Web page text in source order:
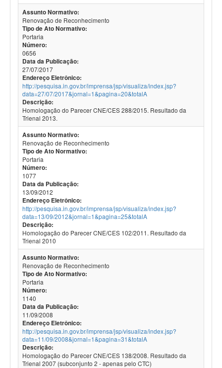
Assunto Normativo:
Renovação de Reconhecimento
Tipo de Ato Normativo:
Portaria
Número:
0656
Data da Publicação:
27/07/2017
Endereço Eletrônico:
http://pesquisa.in.gov.br/imprensa/jsp/visualiza/index.jsp?
data=27/07/2017&jornal=1&pagina=20&totalA
Descrição:
Homologação do Parecer CNE/CES 288/2015. Resultado da
Trienal 2013.
Assunto Normativo:
Renovação de Reconhecimento
Tipo de Ato Normativo:
Portaria
Número:
1077
Data da Publicação:
13/09/2012
Endereço Eletrônico:
http://pesquisa.in.gov.br/imprensa/jsp/visualiza/index.jsp?
data=13/09/2012&jornal=1&pagina=25&totalA
Descrição:
Homologação do Parecer CNE/CES 102/2011. Resultado da
Trienal 2010
Assunto Normativo:
Renovação de Reconhecimento
Tipo de Ato Normativo:
Portaria
Número:
1140
Data da Publicação:
11/09/2008
Endereço Eletrônico:
http://pesquisa.in.gov.br/imprensa/jsp/visualiza/index.jsp?
data=11/09/2008&jornal=1&pagina=31&totalA
Descrição:
Homologação do Parecer CNE/CES 138/2008. Resultado da
Trienal 2007 (subconjunto 2 - apenas pelo CTC)